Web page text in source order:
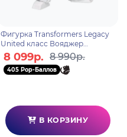
Фигурка Transformers Legacy
United класс Вояджер
Wheeljack F96885L0
8 099р. 8 990р.
405 Pop-Баллов
В КОРЗИНУ